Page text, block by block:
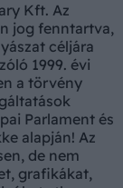
Kft. Az
jog fenntartva,
céljára
1999. évi
a törvény
Parlament és
alapján! Az
de nem
grafikákat,